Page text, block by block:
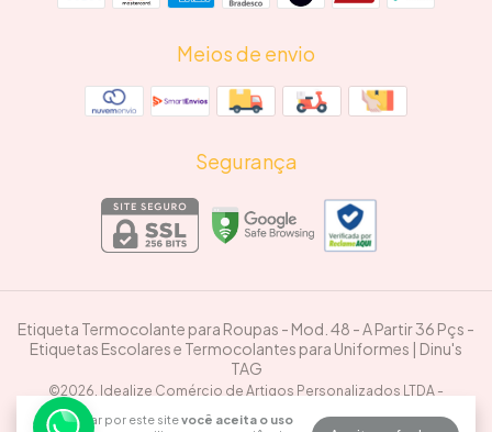
Ao navegar por este sitevocê aceita o uso
Meios de envio
Segurança
Etiqueta Termocolante para Roupas - Mod. 48 - A Partir 36 Pçs -
Etiquetas Escolares e Termocolantes para Uniformes | Dinu's
TAG
©2026. Idealize Comércio de Artigos Personalizados LTDA -
50769771000116. Todos os direitos reservados.